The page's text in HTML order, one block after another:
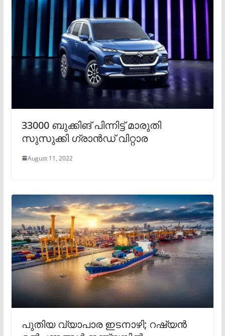
33000 ബുക്കിങ് പിന്നിട്ട് മാരുതി
സുസുക്കി ഗ്രാൻഡ് വിറ്റാര
August 11, 2022
പുതിയ വ്യാപാര ഇടനാഴി; റഷ്യൻ